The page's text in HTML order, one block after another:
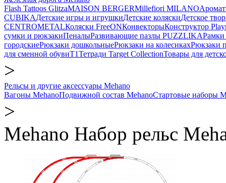
Flash Tattoos GlitzaMAISON BERGERMillefiori MILANO
CUBIKAДетские игры и игрушкиДетские коляскиДетское
CENTROMETALКоляски FreeONКонвекторыКонструктор
сумки и рюкзакиПеналыРазвивающие пазлы PUZZLIKAРамки
городскиеРюкзаки дошкольныеРюкзаки на колесикахРюкзаки
для сменной обувиТ1Тетради Target CollectionТовары для
>
Рельсы и другие аксессуары Mehano
Вагоны MehanoПодвижной состав MehanoСтартовые наборы
>
Mehano Набор рельс